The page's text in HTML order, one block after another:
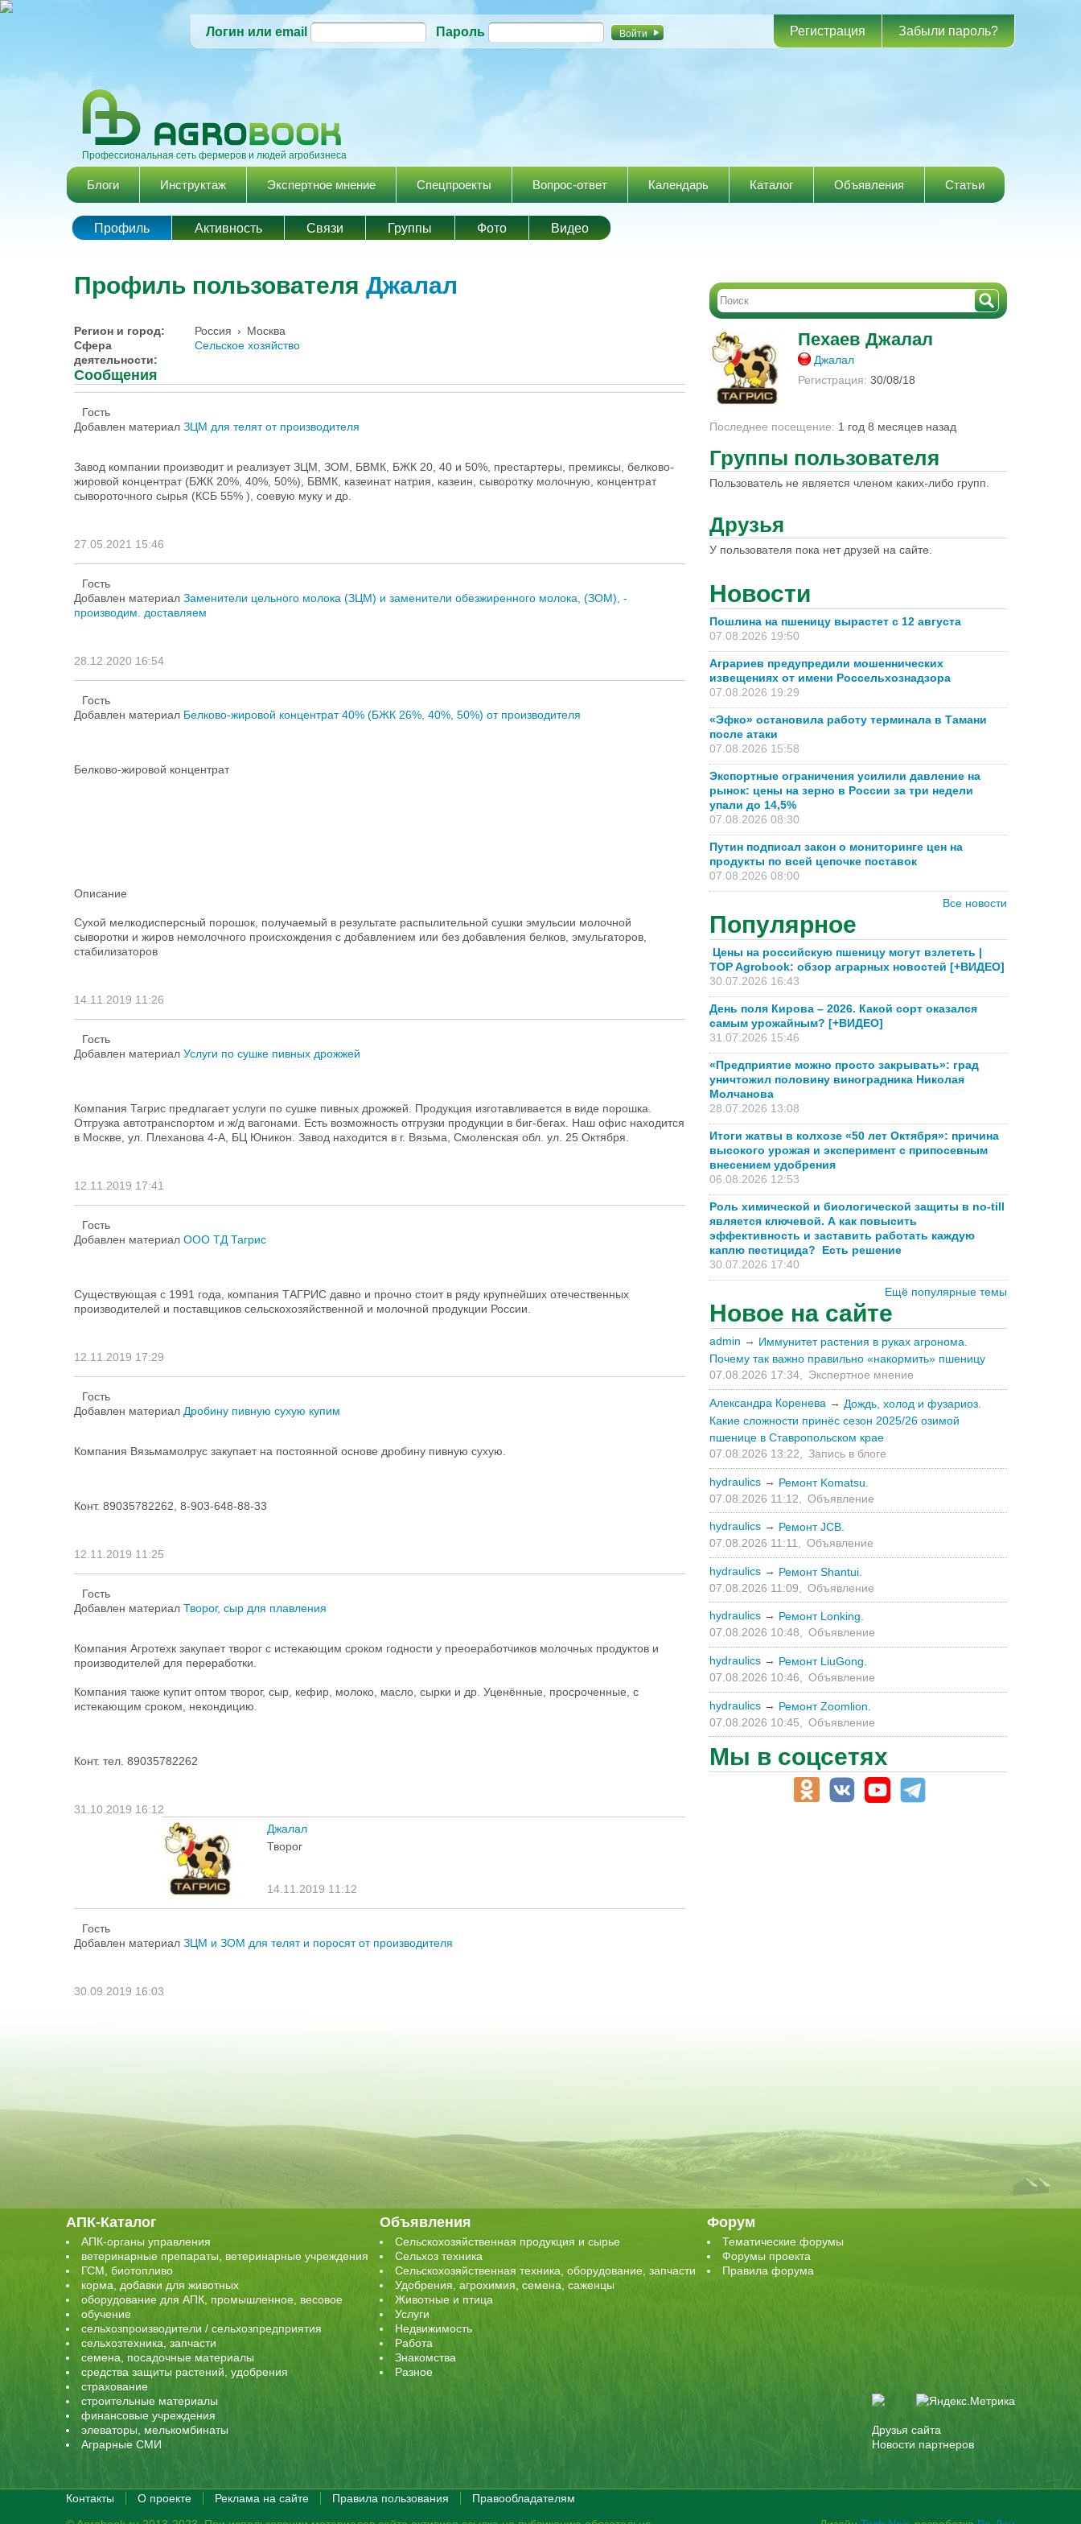
Перейти к
содержанию
Логин или email Пароль Регистрация Забыли пароль?
Профессиональная сеть фермеров и людей агробизнеса
Главное меню
Блоги Инструктаж Экспертное мнение Спецпроекты Вопрос-ответ Календарь Каталог Объявления Статьи
Профиль Активность Cвязи Группы Фото Видео
Профиль пользователя Джалал
Регион и город: Россия › Москва
Сфера
деятельности:
Сельское хозяйство
Сообщения
Гость
Добавлен материал ЗЦМ для телят от производителя
Завод компании производит и реализует ЗЦМ, ЗОМ, БВМК, БЖК 20, 40 и 50%, престартеры, премиксы, белково-
жировой концентрат (БЖК 20%, 40%, 50%), БВМК, казеинат натрия, казеин, сыворотку молочную, концентрат
сывороточного сырья (КСБ 55% ), соевую муку и др.
27.05.2021 15:46
Гость
Добавлен материал Заменители цельного молока (ЗЦМ) и заменители обезжиренного молока, (ЗОМ), -
производим. доставляем
28.12.2020 16:54
Гость
Добавлен материал Белково-жировой концентрат 40% (БЖК 26%, 40%, 50%) от производителя
Белково-жировой концентрат
Описание
Сухой мелкодисперсный порошок, получаемый в результате распылительной сушки эмульсии молочной
сыворотки и жиров немолочного происхождения с добавлением или без добавления белков, эмульгаторов,
стабилизаторов
14.11.2019 11:26
Гость
Добавлен материал Услуги по сушке пивных дрожжей
Компания Тагрис предлагает услуги по сушке пивных дрожжей. Продукция изготавливается в виде порошка.
Отгрузка автотранспортом и ж/д вагонами. Есть возможность отгрузки продукции в биг-бегах. Наш офис находится
в Москве, ул. Плеханова 4-А, БЦ Юникон. Завод находится в г. Вязьма, Смоленская обл. ул. 25 Октября.
12.11.2019 17:41
Гость
Добавлен материал ООО ТД Тагрис
Существующая с 1991 года, компания ТАГРИС давно и прочно стоит в ряду крупнейших отечественных
производителей и поставщиков сельскохозяйственной и молочной продукции России.
12.11.2019 17:29
Гость
Добавлен материал Дробину пивную сухую купим
Компания Вязьмамолрус закупает на постоянной основе дробину пивную сухую.
Конт. 89035782262, 8-903-648-88-33
12.11.2019 11:25
Гость
Добавлен материал Творог, сыр для плавления
Компания Агротехк закупает творог с истекающим сроком годности у преоеработчиков молочных продуктов и
производителей для переработки.
Компания также купит оптом творог, сыр, кефир, молоко, масло, сырки и др. Уценённые, просроченные, с
истекающим сроком, некондицию.
Конт. тел. 89035782262
31.10.2019 16:12
Джалал
Творог
14.11.2019 11:12
Гость
Добавлен материал ЗЦМ и ЗОМ для телят и поросят от производителя
30.09.2019 16:03
Пехаев Джалал
Джалал
Регистрация: 30/08/18
Последнее посещение: 1 год 8 месяцев назад
Группы пользователя
Пользователь не является членом каких-либо групп.
Друзья
У пользователя пока нет друзей на сайте.
Новости
Пошлина на пшеницу вырастет с 12 августа
07.08.2026 19:50
Аграриев предупредили мошеннических
извещениях от имени Россельхознадзора
07.08.2026 19:29
«Эфко» остановила работу терминала в Тамани
после атаки
07.08.2026 15:58
Экспортные ограничения усилили давление на
рынок: цены на зерно в России за три недели
упали до 14,5%
07.08.2026 08:30
Путин подписал закон о мониторинге цен на
продукты по всей цепочке поставок
07.08.2026 08:00
Все новости
Популярное
Цены на российскую пшеницу могут взлететь |
TOP Agrobook: обзор аграрных новостей [+ВИДЕО]
30.07.2026 16:43
День поля Кирова – 2026. Какой сорт оказался
самым урожайным? [+ВИДЕО]
31.07.2026 15:46
«Предприятие можно просто закрывать»: град
уничтожил половину виноградника Николая
Молчанова
28.07.2026 13:08
Итоги жатвы в колхозе «50 лет Октября»: причина
высокого урожая и эксперимент с припосевным
внесением удобрения
06.08.2026 12:53
Роль химической и биологической защиты в no-till
является ключевой. А как повысить
эффективность и заставить работать каждую
каплю пестицида? Есть решение
30.07.2026 17:40
Ещё популярные темы
Новое на сайте
admin → Иммунитет растения в руках агронома.
Почему так важно правильно «накормить» пшеницу
07.08.2026 17:34, Экспертное мнение
Александра Коренева → Дождь, холод и фузариоз.
Какие сложности принёс сезон 2025/26 озимой
пшенице в Ставропольском крае
07.08.2026 13:22,
Запись в блоге
hydraulics → Ремонт Komatsu.
07.08.2026 11:12,
Объявление
hydraulics → Ремонт JCB.
07.08.2026 11:11,
Объявление
hydraulics → Ремонт Shantui.
07.08.2026 11:09,
Объявление
hydraulics → Ремонт Lonking.
07.08.2026 10:48, Объявление
hydraulics → Ремонт LiuGong.
07.08.2026 10:46,
Объявление
hydraulics → Ремонт Zoomlion.
07.08.2026 10:45,
Объявление
Мы в соцсетях
АПК-Каталог
АПК-органы управления
ветеринарные препараты, ветеринарные учреждения
ГСМ, биотопливо
корма, добавки для животных
оборудование для АПК, промышленное, весовое
обучение
сельхозпроизводители / сельхозпредприятия
сельхозтехника, запчасти
семена, посадочные материалы
средства защиты растений, удобрения
страхование
строительные материалы
финансовые учреждения
элеваторы, мелькомбинаты
Аграрные СМИ
Объявления
Сельскохозяйственная продукция и сырье
Сельхоз техника
Сельскохозяйственная техника, оборудование, запчасти
Удобрения, агрохимия, семена, саженцы
Животные и птица
Услуги
Недвижимость
Работа
Знакомства
Разное
Форум
Тематические форумы
Форумы проекта
Правила форума
Друзья сайта
Новости партнеров
Контакты О проекте Реклама на сайте Правила пользования
Правообладателям